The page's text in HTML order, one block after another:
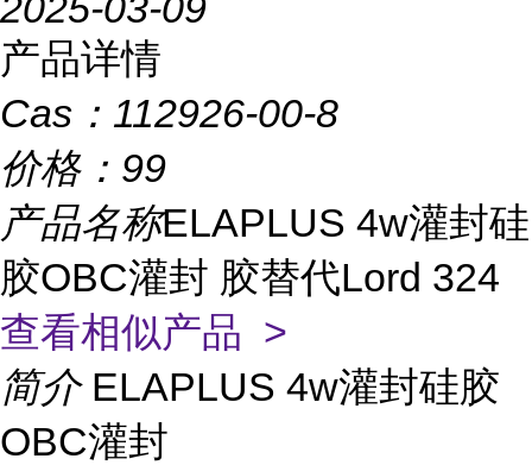
产品详情
Cas： 112926-00-8
价格： 99
产品名称ELAPLUS 4w灌封硅
胶OBC灌封 胶替代Lord 324
查看相似产品 >
简介 ELAPLUS 4w灌封硅胶
OBC灌封